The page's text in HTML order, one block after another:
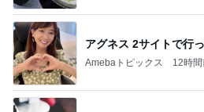
アグネス 2サイトで行
Amebaトピックス 12時